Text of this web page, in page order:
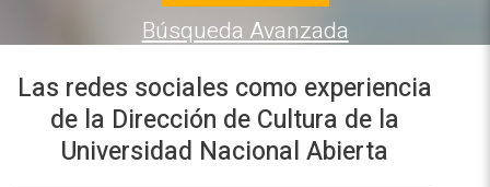
Búsqueda Avanzada
Las redes sociales como experiencia
de la Dirección de Cultura de la
‎Universidad Nacional Abierta